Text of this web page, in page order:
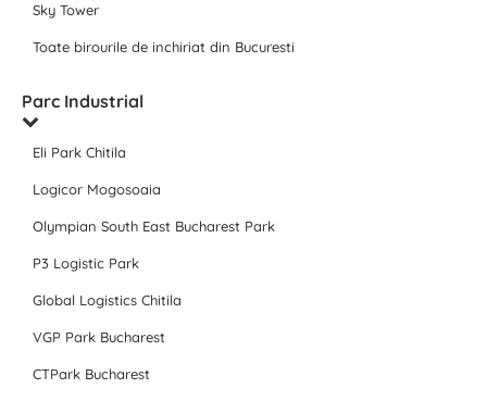
Sky Tower
Toate birourile de inchiriat din Bucuresti
Parc Industrial
Eli Park Chitila
Logicor Mogosoaia
Olympian South East Bucharest Park
P3 Logistic Park
Global Logistics Chitila
VGP Park Bucharest
CTPark Bucharest